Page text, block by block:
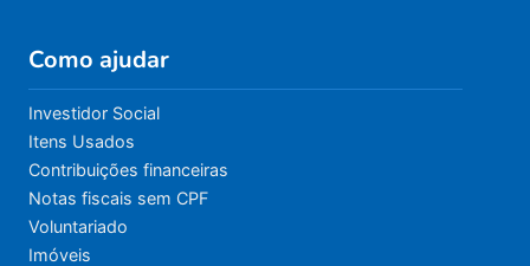
Como ajudar
Investidor Social
Itens Usados
Contribuições financeiras
Notas fiscais sem CPF
Voluntariado
Imóveis